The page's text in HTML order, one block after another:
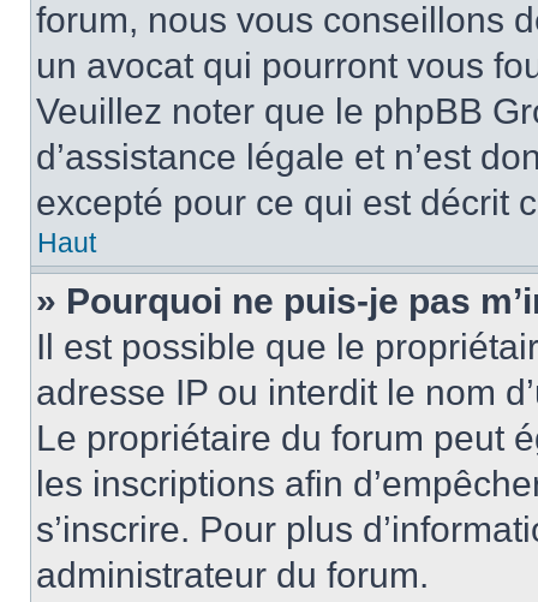
forum, nous vous conseillons
un avocat qui pourront vous
Veuillez noter que le phpBB
d’assistance légale et n’est
excepté pour ce qui est décrit
Haut
» Pourquoi ne puis-je pas
Il est possible que le
adresse IP ou interdit le nom
Le propriétaire du forum peut
les inscriptions afin
s’inscrire. Pour plus
administrateur du forum.